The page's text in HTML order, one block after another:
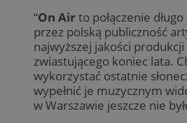
“On Airto połączenie
przez polską publiczność
najwyższej jakości
zwiastującego koniec lata.
wykorzystać ostatnie
wypełnić je muzycznym
w Warszawie jeszcze nie